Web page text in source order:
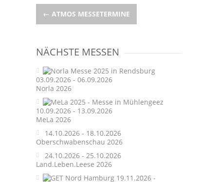
Post
← ATMOS MESSETERMINE
NÄCHSTE MESSEN
03.09.2026 - 06.09.2026
Norla 2026
10.09.2026 - 13.09.2026
MeLa 2026
14.10.2026 - 18.10.2026
Oberschwabenschau 2026
24.10.2026 - 25.10.2026
Land.Leben.Leese 2026
19.11.2026 -